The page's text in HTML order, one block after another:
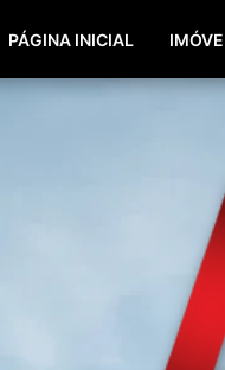
PÁGINA INICIAL